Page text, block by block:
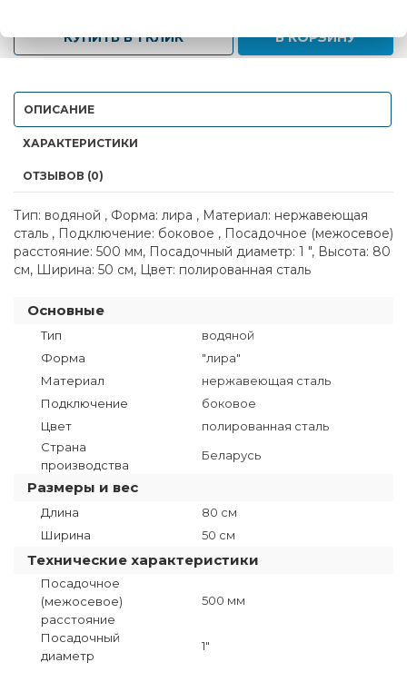
КУПИТЬ В 1 КЛИК В КОРЗИНУ
ОПИСАНИЕ
ХАРАКТЕРИСТИКИ
ОТЗЫВОВ (0)
Тип: водяной , Форма: лира , Материал: нержавеющая
сталь , Подключение: боковое , Посадочное (межосевое)
расстояние: 500 мм, Посадочный диаметр: 1 ", Высота: 80
см, Ширина: 50 см, Цвет: полированная сталь
Основные
Тип
водяной
Форма
"лира"
Материал
нержавеющая сталь
Подключение
боковое
Цвет
полированная сталь
Страна
производства
Беларусь
Размеры и вес
Длина
80 см
Ширина
50 см
Технические характеристики
Посадочное
(межосевое)
расстояние
500 мм
Посадочный
диаметр
1"